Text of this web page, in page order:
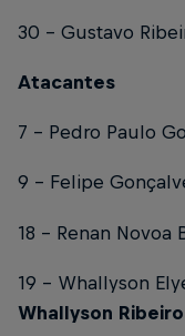
30 - Gustavo
Atacantes
7 - Pedro Paulo
9 - Felipe
18 - Renan Novoa
19 - Whallyson
Whallyson Ribeiro